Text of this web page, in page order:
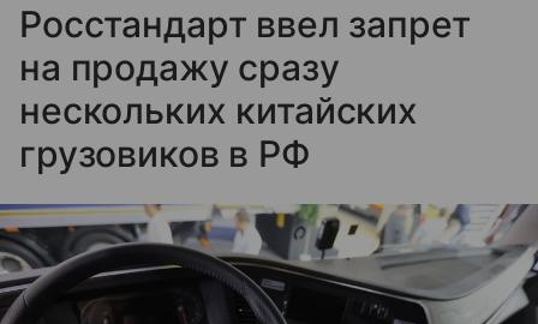
Росстандарт ввел запрет
на продажу сразу
нескольких китайских
грузовиков в РФ